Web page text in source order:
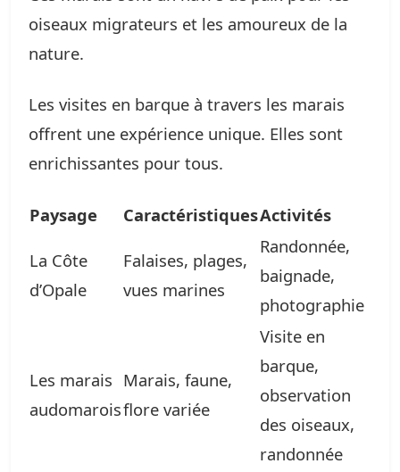
oiseaux migrateurs et les amoureux de la
nature.
Les visites en barque à travers les marais
offrent une expérience unique. Elles sont
enrichissantes pour tous.
Paysage CaractéristiquesActivités
La Côte
d’Opale
Falaises, plages,
vues marines
Randonnée,
baignade,
photographie
Les marais
audomarois
Marais, faune,
flore variée
Visite en
barque,
observation
des oiseaux,
randonnée